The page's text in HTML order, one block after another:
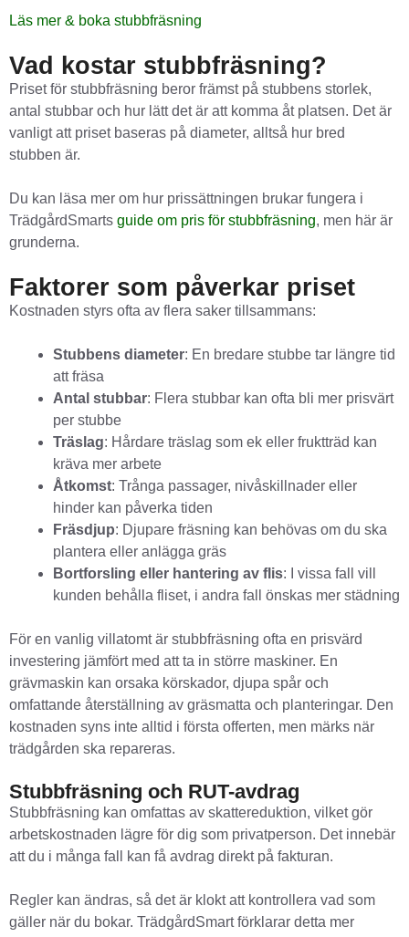
Läs mer & boka stubbfräsning
Vad kostar stubbfräsning?
Priset för stubbfräsning beror främst på stubbens storlek,
antal stubbar och hur lätt det är att komma åt platsen. Det är
vanligt att priset baseras på diameter, alltså hur bred
stubben är.
Du kan läsa mer om hur prissättningen brukar fungera i
TrädgårdSmarts guide om pris för stubbfräsning, men här är
grunderna.
Faktorer som påverkar priset
Kostnaden styrs ofta av flera saker tillsammans:
Stubbens diameter: En bredare stubbe tar längre tid
att fräsa
Antal stubbar: Flera stubbar kan ofta bli mer prisvärt
per stubbe
Träslag: Hårdare träslag som ek eller fruktträd kan
kräva mer arbete
Åtkomst: Trånga passager, nivåskillnader eller
hinder kan påverka tiden
Fräsdjup: Djupare fräsning kan behövas om du ska
plantera eller anlägga gräs
Bortforsling eller hantering av flis: I vissa fall vill
kunden behålla fliset, i andra fall önskas mer städning
För en vanlig villatomt är stubbfräsning ofta en prisvärd
investering jämfört med att ta in större maskiner. En
grävmaskin kan orsaka körskador, djupa spår och
omfattande återställning av gräsmatta och planteringar. Den
kostnaden syns inte alltid i första offerten, men märks när
trädgården ska repareras.
Stubbfräsning och RUT-avdrag
Stubbfräsning kan omfattas av skattereduktion, vilket gör
arbetskostnaden lägre för dig som privatperson. Det innebär
att du i många fall kan få avdrag direkt på fakturan.
Regler kan ändras, så det är klokt att kontrollera vad som
gäller när du bokar. TrädgårdSmart förklarar detta mer